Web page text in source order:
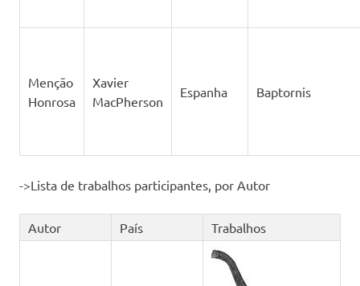
Menção
Honrosa
Xavier
MacPherson
Espanha Baptornis
->Lista de trabalhos participantes, por Autor
Autor País Trabalhos